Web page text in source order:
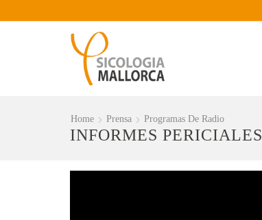
Home Prensa Programas De Radio
INFORMES PERICIALES